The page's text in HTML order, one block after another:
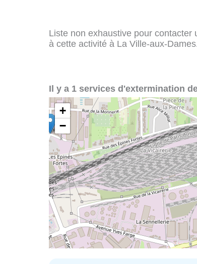
Liste non exhaustive pour
à cette activité à La Ville-aux-
Il y a 1 services d'extermination
+
−